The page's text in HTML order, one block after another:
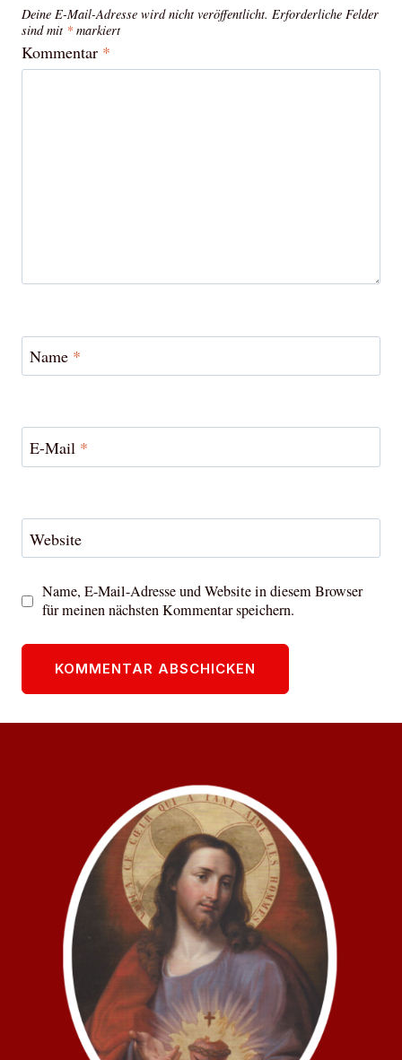
Deine E-Mail-Adresse wird nicht veröffentlicht. Erforderliche Felder
sind mit * markiert
Kommentar *
Name *
E-Mail *
Website
Name, E-Mail-Adresse und Website in diesem Browser
für meinen nächsten Kommentar speichern.